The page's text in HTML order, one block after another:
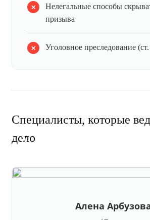
Нелегальные способы
призыва
Уголовное преследование
Специалисты, которые
дело
Алена